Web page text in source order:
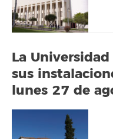
La
sus
lunes 27 de